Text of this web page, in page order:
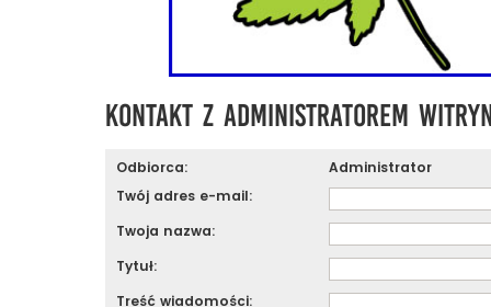
Kontakt z administratorem
Odbiorca:
Administrator
Twój adres e-mail:
Twoja nazwa:
Tytuł:
Treść wiadomości: